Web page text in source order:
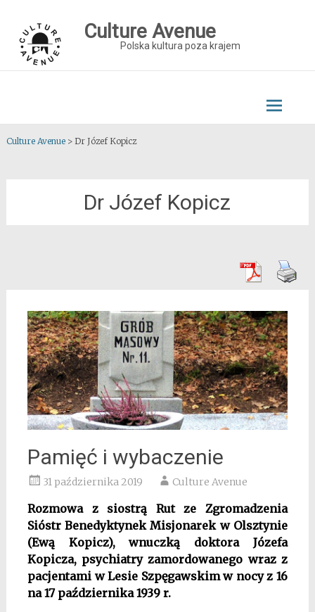
content
Culture Avenue
Polska kultura poza krajem
Culture Avenue> Dr Józef Kopicz
Dr Józef Kopicz
Pamięć i wybaczenie
31 października 2019 Culture Avenue
Rozmowa z siostrą Rut ze Zgromadzenia
Sióstr Benedyktynek Misjonarek w Olsztynie
(Ewą Kopicz), wnuczką doktora Józefa
Kopicza, psychiatry zamordowanego wraz z
pacjentami w Lesie Szpęgawskim w nocy z 16
na 17 października 1939 r.